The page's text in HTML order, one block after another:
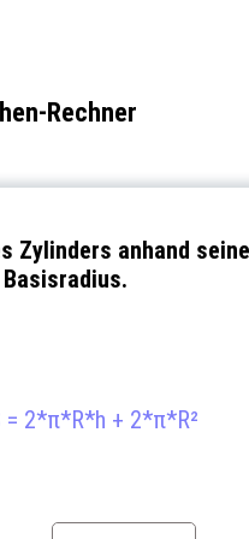
Rechner
Zylinders anhand
= 2*π*R*h + 2*π*R²